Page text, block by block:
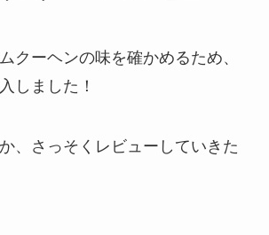
クーヘンの味を確かめるため、
しました！
、さっそくレビューしていきた